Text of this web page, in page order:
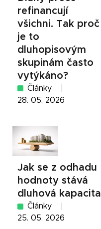
refinancují
všichni. Tak proč
je to
dluhopisovým
skupinám často
vytýkáno?
Články
28. 05. 2026
Jak se z odhadu
hodnoty stává
dluhová kapacita
Články
25. 05. 2026